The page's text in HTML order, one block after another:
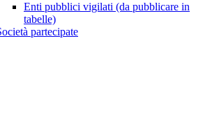
Enti pubblici vigilati (da pubblicare in
tabelle)
partecipate